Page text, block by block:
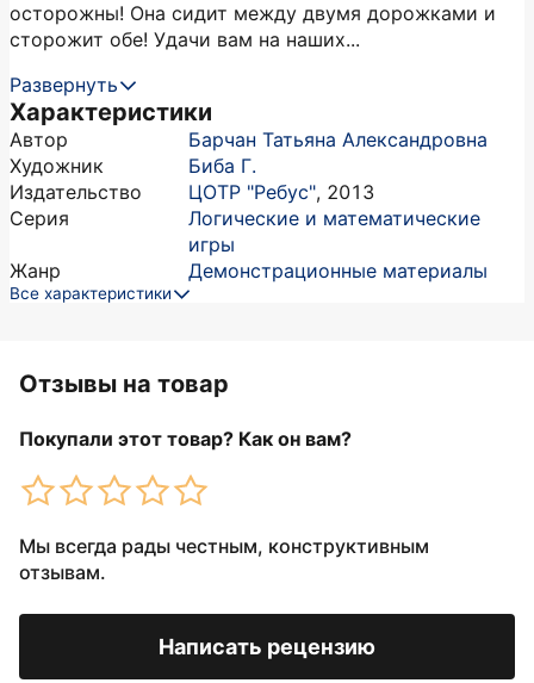
осторожны! Она сидит между двумя дорожками и
сторожит обе! Удачи вам на наших...
Развернуть
Характеристики
Автор
Барчан Татьяна Александровна
Художник
Биба Г.
Издательство
ЦОТР "Ребус", 2013
Серия
Логические и математические
игры
Жанр
Демонстрационные материалы
Все характеристики
Отзывы на товар
Покупали этот товар? Как он вам?
Мы всегда рады честным, конструктивным
отзывам.
Написать рецензию